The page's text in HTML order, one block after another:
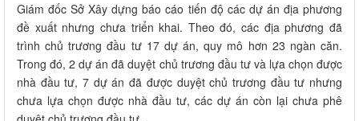
Giám đốc Sở Xây dựng báo cáo tiến độ các dự án địa phương
đề xuất nhưng chưa triển khai. Theo đó, các địa phương đã
trình chủ trương đầu tư 17 dự án, quy mô hơn 23 ngàn căn.
Trong đó, 2 dự án đã duyệt chủ trương đầu tư và lựa chọn được
nhà đầu tư, 7 dự án đã được duyệt chủ trương đầu tư nhưng
chưa lựa chọn được nhà đầu tư, các dự án còn lại chưa phê